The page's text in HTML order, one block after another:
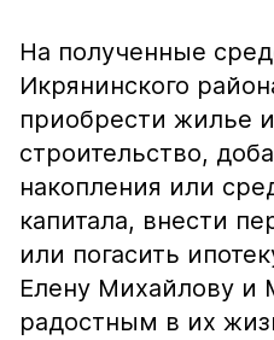
На полученные
Икрянинского
приобрести жилье
строительство,
накопления или
капитала, внести
или погасить
Елену Михайлову
радостным в их